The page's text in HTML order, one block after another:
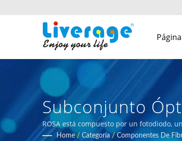
Subconjunto
De Alto
ROSA está compuesto por un fotodiodo,
internacionales
Home / Categoría / Componentes De